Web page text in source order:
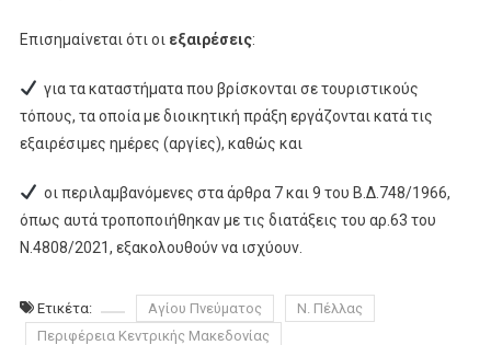
Επισημαίνεται ότι οι εξαιρέσεις:
για τα καταστήματα που βρίσκονται σε τουριστικούς
τόπους, τα οποία με διοικητική πράξη εργάζονται κατά τις
εξαιρέσιμες ημέρες (αργίες), καθώς και
οι περιλαμβανόμενες στα άρθρα 7 και 9 του Β.Δ.748/1966,
όπως αυτά τροποποιήθηκαν με τις διατάξεις του αρ.63 του
Ν.4808/2021, εξακολουθούν να ισχύουν.
Ετικέτα: Αγίου Πνεύματος
Ν. Πέλλας
Περιφέρεια Κεντρικής Μακεδονίας